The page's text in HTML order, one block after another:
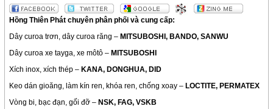
Hồng Thiên Phát chuyên phân phối và cung cấp:
Dây curoa trơn, dây curoa răng – MITSUBOSHI, BANDO, SANWU
Dây curoa xe tayga, xe môtô – MITSUBOSHI
Xích inox, xích thép – KANA, DONGHUA, DID
Keo dán gioăng, làm kín ren, khóa ren, chống xoay – LOCTITE, PERMATEX
Vòng bi, bạc đạn, gối đỡ – NSK, FAG, VSKB